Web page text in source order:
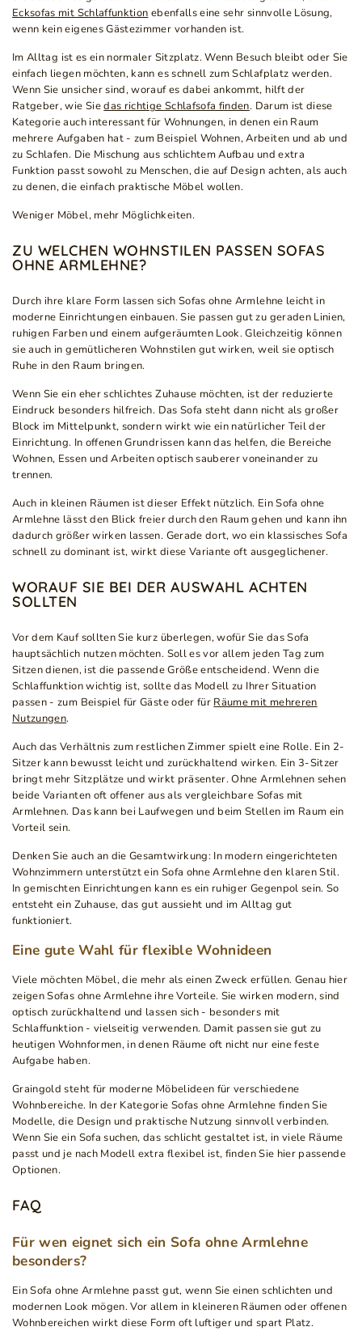
Ecksofas mit Schlaffunktion ebenfalls eine sehr sinnvolle Lösung,
wenn kein eigenes Gästezimmer vorhanden ist.
Im Alltag ist es ein normaler Sitzplatz. Wenn Besuch bleibt oder Sie
einfach liegen möchten, kann es schnell zum Schlafplatz werden.
Wenn Sie unsicher sind, worauf es dabei ankommt, hilft der
Ratgeber, wie Siedas richtige Schlafsofa finden. Darum ist diese
Kategorie auch interessant für Wohnungen, in denen ein Raum
mehrere Aufgaben hat - zum Beispiel Wohnen, Arbeiten und ab und
zu Schlafen. Die Mischung aus schlichtem Aufbau und extra
Funktion passt sowohl zu Menschen, die auf Design achten, als auch
zu denen, die einfach praktische Möbel wollen.
Weniger Möbel, mehr Möglichkeiten.
ZU WELCHEN WOHNSTILEN PASSEN SOFAS
OHNE ARMLEHNE?
Durch ihre klare Form lassen sich Sofas ohne Armlehne leicht in
moderne Einrichtungen einbauen. Sie passen gut zu geraden Linien,
ruhigen Farben und einem aufgeräumten Look. Gleichzeitig können
sie auch in gemütlicheren Wohnstilen gut wirken, weil sie optisch
Ruhe in den Raum bringen.
Wenn Sie ein eher schlichtes Zuhause möchten, ist der reduzierte
Eindruck besonders hilfreich. Das Sofa steht dann nicht als großer
Block im Mittelpunkt, sondern wirkt wie ein natürlicher Teil der
Einrichtung. In offenen Grundrissen kann das helfen, die Bereiche
Wohnen, Essen und Arbeiten optisch sauberer voneinander zu
trennen.
Auch in kleinen Räumen ist dieser Effekt nützlich. Ein Sofa ohne
Armlehne lässt den Blick freier durch den Raum gehen und kann ihn
dadurch größer wirken lassen. Gerade dort, wo ein klassisches Sofa
schnell zu dominant ist, wirkt diese Variante oft ausgeglichener.
WORAUF SIE BEI DER AUSWAHL ACHTEN
SOLLTEN
Vor dem Kauf sollten Sie kurz überlegen, wofür Sie das Sofa
hauptsächlich nutzen möchten. Soll es vor allem jeden Tag zum
Sitzen dienen, ist die passende Größe entscheidend. Wenn die
Schlaffunktion wichtig ist, sollte das Modell zu Ihrer Situation
passen - zum Beispiel für Gäste oder für Räume mit mehreren
Nutzungen.
Auch das Verhältnis zum restlichen Zimmer spielt eine Rolle. Ein 2-
Sitzer kann bewusst leicht und zurückhaltend wirken. Ein 3-Sitzer
bringt mehr Sitzplätze und wirkt präsenter. Ohne Armlehnen sehen
beide Varianten oft offener aus als vergleichbare Sofas mit
Armlehnen. Das kann bei Laufwegen und beim Stellen im Raum ein
Vorteil sein.
Denken Sie auch an die Gesamtwirkung: In modern eingerichteten
Wohnzimmern unterstützt ein Sofa ohne Armlehne den klaren Stil.
In gemischten Einrichtungen kann es ein ruhiger Gegenpol sein. So
entsteht ein Zuhause, das gut aussieht und im Alltag gut
funktioniert.
Eine gute Wahl für flexible Wohnideen
Viele möchten Möbel, die mehr als einen Zweck erfüllen. Genau hier
zeigen Sofas ohne Armlehne ihre Vorteile. Sie wirken modern, sind
optisch zurückhaltend und lassen sich - besonders mit
Schlaffunktion - vielseitig verwenden. Damit passen sie gut zu
heutigen Wohnformen, in denen Räume oft nicht nur eine feste
Aufgabe haben.
Graingold steht für moderne Möbelideen für verschiedene
Wohnbereiche. In der Kategorie Sofas ohne Armlehne finden Sie
Modelle, die Design und praktische Nutzung sinnvoll verbinden.
Wenn Sie ein Sofa suchen, das schlicht gestaltet ist, in viele Räume
passt und je nach Modell extra flexibel ist, finden Sie hier passende
Optionen.
FAQ
Für wen eignet sich ein Sofa ohne Armlehne
besonders?
Ein Sofa ohne Armlehne passt gut, wenn Sie einen schlichten und
modernen Look mögen. Vor allem in kleineren Räumen oder offenen
Wohnbereichen wirkt diese Form oft luftiger und spart Platz.